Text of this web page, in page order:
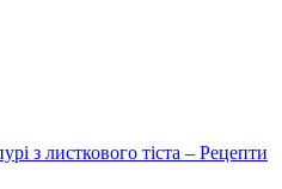
листкового тіста – Рецепти